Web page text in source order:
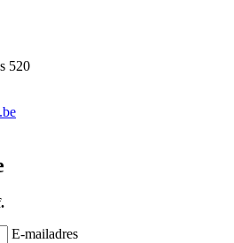
520
E-mailadres